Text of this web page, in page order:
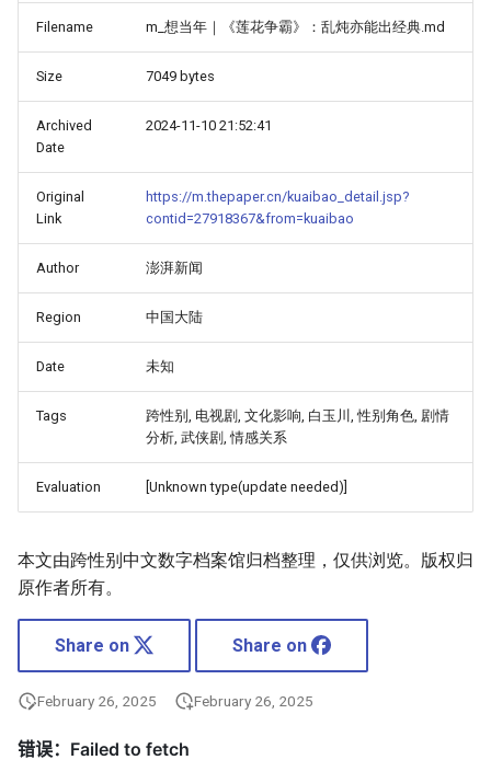
Filename m_想当年｜《莲花争霸》：乱炖亦能出经典.md
Size 7049 bytes
Archived
Date
2024-11-10 21:52:41
Original
Link
https://m.thepaper.cn/kuaibao_detail.jsp?
contid=27918367&from=kuaibao
Author 澎湃新闻
Region 中国大陆
Date 未知
Tags
跨性别, 电视剧, 文化影响, 白玉川, 性别角色, 剧情
分析, 武侠剧, 情感关系
Evaluation [Unknown type(update needed)]
本文由跨性别中文数字档案馆归档整理，仅供浏览。版权归
原作者所有。
Share on Share on
February 26, 2025 February 26, 2025